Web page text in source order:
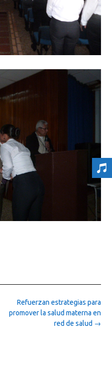
Refuerzan estrategias para
promover la salud materna en
red de salud →